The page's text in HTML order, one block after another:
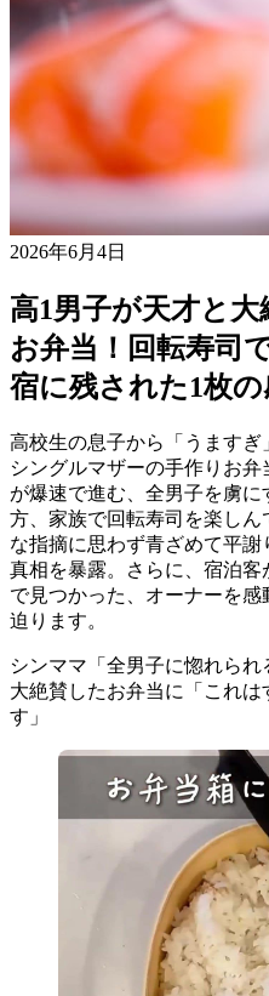
2026年6月4日
高1男子が天才と
お弁当！回転寿司
宿に残された1枚
高校生の息子から「うますぎ
シングルマザーの手作りお
が爆速で進む、全男子を虜
方、家族で回転寿司を楽し
な指摘に思わず青ざめて平
真相を暴露。さらに、宿泊
で見つかった、オーナーを
迫ります。
シンママ「全男子に惚れら
大絶賛したお弁当に「これ
す」